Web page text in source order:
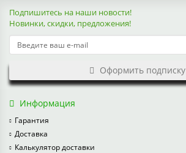
Подпишитесь на наши новости!
Новинки, скидки, предложения!
Оформить подписку
Информация
Гарантия
Доставка
Калькулятор доставки